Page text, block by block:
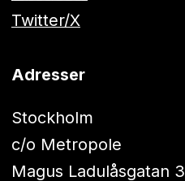
Twitter/X
Adresser
Stockholm
c/o Metropole
Magus Ladulåsgatan 3